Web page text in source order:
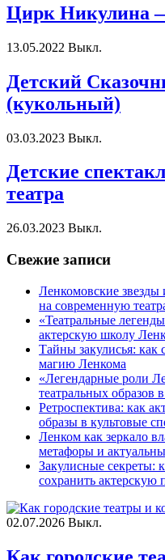
Цирк Никулина
13.05.2022 Выкл.
Детский
(кукольный)
03.03.2023 Выкл.
Детские
театра
26.03.2023 Выкл.
Свежие записи
Ленкомовские
на современную
«Театральные
актерскую школу
Тайны закулисья:
магию Ленкома
«Легендарные роли
театральных образов
Ретроспектива: как
образы в культовые
Ленком как зеркало
метафоры и
Закулисные секреты:
сохранить актерскую
02.07.2026 Выкл.